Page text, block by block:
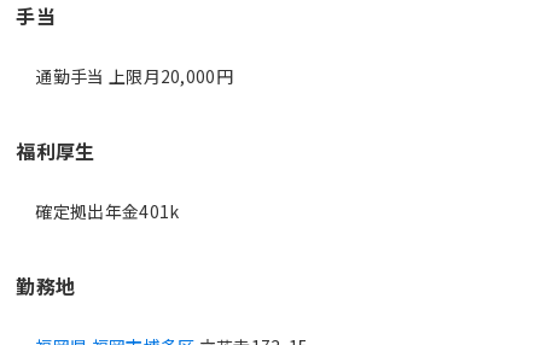
手当
通勤手当 上限月20,000円
福利厚生
確定拠出年金401k
勤務地